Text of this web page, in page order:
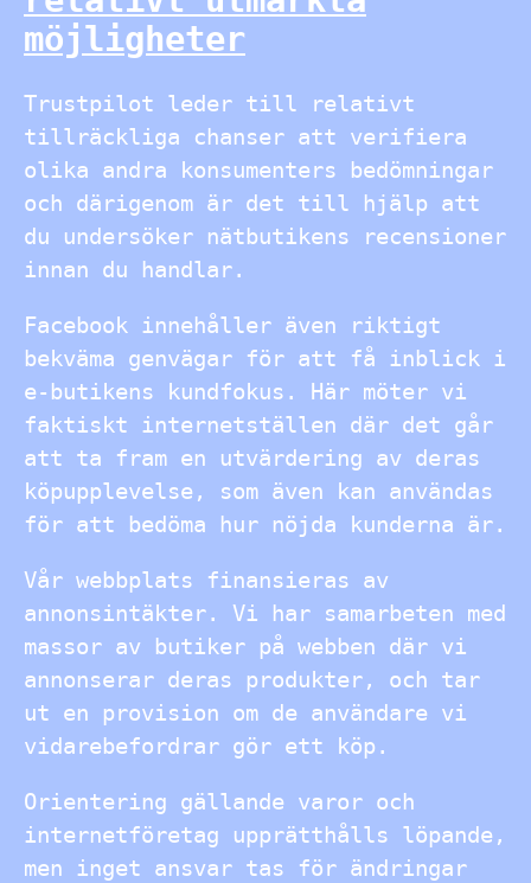
möjligheter
Trustpilot leder till relativt
tillräckliga chanser att verifiera
olika andra konsumenters bedömningar
och därigenom är det till hjälp att
du undersöker nätbutikens recensioner
innan du handlar.
Facebook innehåller även riktigt
bekväma genvägar för att få inblick i
e-butikens kundfokus. Här möter vi
faktiskt internetställen där det går
att ta fram en utvärdering av deras
köpupplevelse, som även kan användas
för att bedöma hur nöjda kunderna är.
Vår webbplats finansieras av
annonsintäkter. Vi har samarbeten med
massor av butiker på webben där vi
annonserar deras produkter, och tar
ut en provision om de användare vi
vidarebefordrar gör ett köp.
Orientering gällande varor och
internetföretag upprätthålls löpande,
men inget ansvar tas för ändringar